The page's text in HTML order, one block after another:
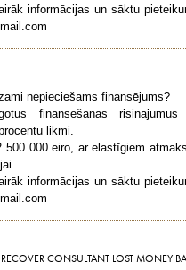
informācijas un sāktu
nepieciešams finansējums?
finansēšanas
likmi.
000 eiro, ar elastīgiem
informācijas un sāktu
RECOVER CONSULTANT LOST MONEY